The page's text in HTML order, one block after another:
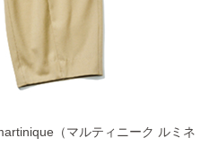
（マルティニーク ルミネ